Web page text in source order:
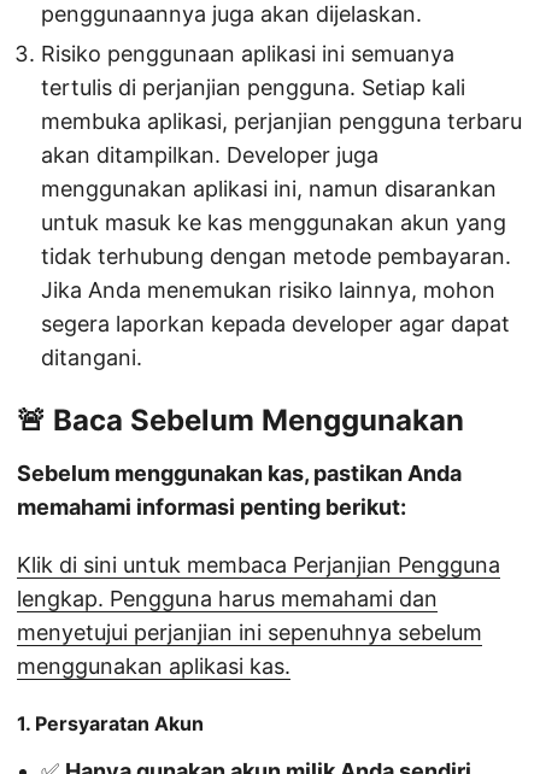
penggunaannya juga akan dijelaskan.
Risiko penggunaan aplikasi ini semuanya
tertulis di perjanjian pengguna. Setiap kali
membuka aplikasi, perjanjian pengguna terbaru
akan ditampilkan. Developer juga
menggunakan aplikasi ini, namun disarankan
untuk masuk ke kas menggunakan akun yang
tidak terhubung dengan metode pembayaran.
Jika Anda menemukan risiko lainnya, mohon
segera laporkan kepada developer agar dapat
ditangani.
🚨 Baca Sebelum Menggunakan
Sebelum menggunakan kas, pastikan Anda
memahami informasi penting berikut:
Klik di sini untuk membaca Perjanjian Pengguna
lengkap. Pengguna harus memahami dan
menyetujui perjanjian ini sepenuhnya sebelum
menggunakan aplikasi kas.
1. Persyaratan Akun